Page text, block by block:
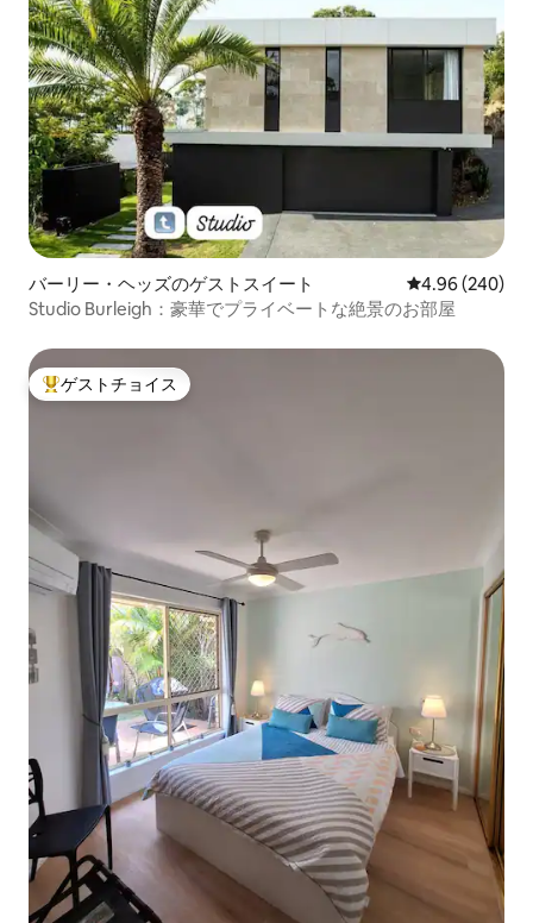
バーリー・ヘッズのゲストスイート レビュー240
4.96 (240)
Studio Burleigh：豪華でプライベートな絶景のお部屋
大好評のゲストチョイスです。
ゲストチョイス